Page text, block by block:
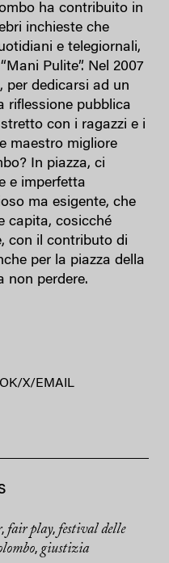
ha contribuito in
inchieste che
e telegiornali,
Pulite”. Nel 2007
dedicarsi ad un
riflessione pubblica
con i ragazzi e i
maestro migliore
In piazza, ci
e imperfetta
ma esigente, che
capita, cosicché
con il contributo di
per la piazza della
non perdere.
/X/ EMAIL
, fair play, festival delle
, giustizia